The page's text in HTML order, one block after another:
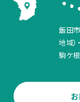
飯田
地域）
駒ケ